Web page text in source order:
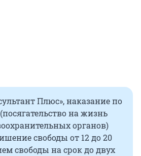
Плюс», наказание по
на жизнь
органов)
свободы от 12 до 20
свободы на срок до двух